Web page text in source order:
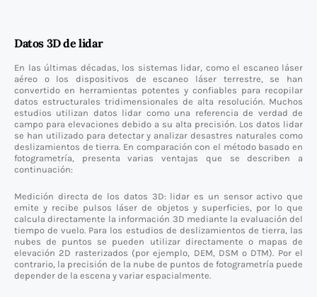
Datos 3D de lidar
En las últimas décadas, los sistemas lidar, como el escaneo láser
aéreo o los dispositivos de escaneo láser terrestre, se han
convertido en herramientas potentes y confiables para recopilar
datos estructurales tridimensionales de alta resolución. Muchos
estudios utilizan datos lidar como una referencia de verdad de
campo para elevaciones debido a su alta precisión. Los datos lidar
se han utilizado para detectar y analizar desastres naturales como
deslizamientos de tierra. En comparación con el método basado en
fotogrametría, presenta varias ventajas que se describen a
continuación:
Medición directa de los datos 3D: lidar es un sensor activo que
emite y recibe pulsos láser de objetos y superficies, por lo que
calcula directamente la información 3D mediante la evaluación del
tiempo de vuelo. Para los estudios de deslizamientos de tierra, las
nubes de puntos se pueden utilizar directamente o mapas de
elevación 2D rasterizados (por ejemplo, DEM, DSM o DTM). Por el
contrario, la precisión de la nube de puntos de fotogrametría puede
depender de la escena y variar espacialmente.